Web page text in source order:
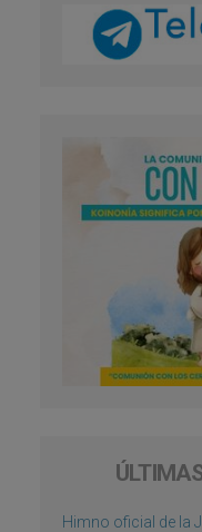
Himno oficial de la